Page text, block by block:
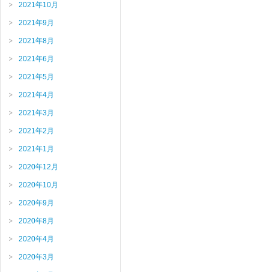
2021年10月
2021年9月
2021年8月
2021年6月
2021年5月
2021年4月
2021年3月
2021年2月
2021年1月
2020年12月
2020年10月
2020年9月
2020年8月
2020年4月
2020年3月